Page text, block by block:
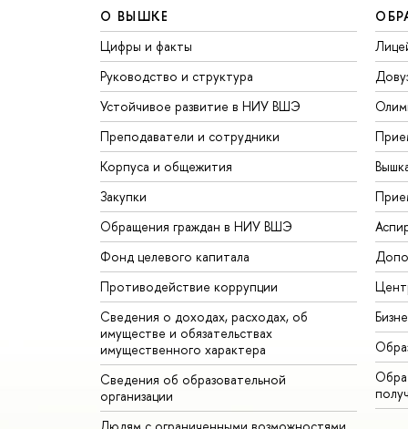
О ВЫШКЕ
Цифры и факты
Руководство и структура
Устойчивое развитие в НИУ ВШЭ
Преподаватели и сотрудники
Корпуса и общежития
Закупки
Обращения граждан в НИУ ВШЭ
Фонд целевого капитала
Противодействие коррупции
Сведения о доходах, расходах, об
имуществе и обязательствах
имущественного характера
Сведения об образовательной
организации